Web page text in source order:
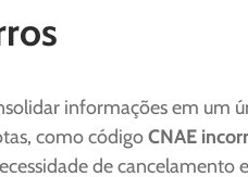
informações em um
como códigoCNAE
de cancelamento